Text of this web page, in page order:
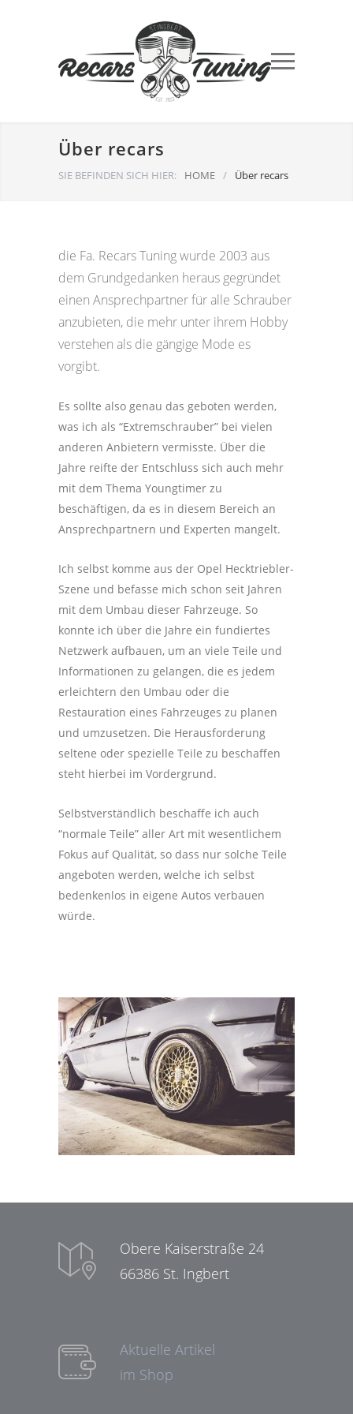
Über recars
SIE BEFINDEN SICH HIER: HOME / Über recars
die Fa. Recars Tuning wurde 2003 aus
dem Grundgedanken heraus gegründet
einen Ansprechpartner für alle Schrauber
anzubieten, die mehr unter ihrem Hobby
verstehen als die gängige Mode es
vorgibt.
Es sollte also genau das geboten werden,
was ich als “Extremschrauber” bei vielen
anderen Anbietern vermisste. Über die
Jahre reifte der Entschluss sich auch mehr
mit dem Thema Youngtimer zu
beschäftigen, da es in diesem Bereich an
Ansprechpartnern und Experten mangelt.
Ich selbst komme aus der Opel Hecktriebler-
Szene und befasse mich schon seit Jahren
mit dem Umbau dieser Fahrzeuge. So
konnte ich über die Jahre ein fundiertes
Netzwerk aufbauen, um an viele Teile und
Informationen zu gelangen, die es jedem
erleichtern den Umbau oder die
Restauration eines Fahrzeuges zu planen
und umzusetzen. Die Herausforderung
seltene oder spezielle Teile zu beschaffen
steht hierbei im Vordergrund.
Selbstverständlich beschaffe ich auch
“normale Teile” aller Art mit wesentlichem
Fokus auf Qualität, so dass nur solche Teile
angeboten werden, welche ich selbst
bedenkenlos in eigene Autos verbauen
würde.
Obere Kaiserstraße 24
66386 St. Ingbert
Aktuelle Artikel
im Shop